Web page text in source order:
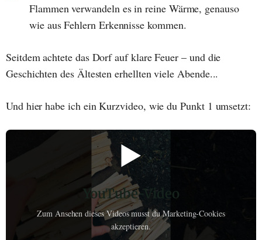
Flammen verwandeln es in reine Wärme, genauso
wie aus Fehlern Erkennisse kommen.
Seitdem achtete das Dorf auf klare Feuer – und die
Geschichten des Ältesten erhellten viele Abende...
Und hier habe ich ein Kurzvideo, wie du Punkt 1 umsetzt:
▶️
YouTube-Video
Zum Ansehen dieses Videos musst du Marketing-Cookies
akzeptieren.